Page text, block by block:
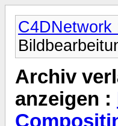
C4DNetwork
Archiv
anzeigen :